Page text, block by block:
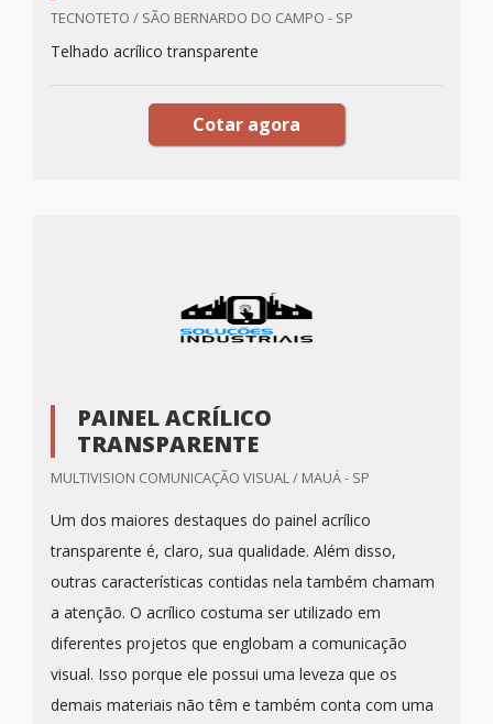
TECNOTETO / SÃO BERNARDO DO CAMPO - SP
Telhado acrílico transparente
Cotar agora
PAINEL ACRÍLICO
TRANSPARENTE
MULTIVISION COMUNICAÇÃO VISUAL / MAUÁ - SP
Um dos maiores destaques do painel acrílico
transparente é, claro, sua qualidade. Além disso,
outras características contidas nela também chamam
a atenção. O acrílico costuma ser utilizado em
diferentes projetos que englobam a comunicação
visual. Isso porque ele possui uma leveza que os
demais materiais não têm e também conta com uma